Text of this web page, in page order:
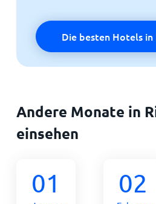
Die besten Hotels in
Andere Monate in
einsehen
01 02